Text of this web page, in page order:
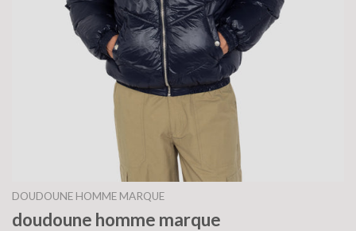
DOUDOUNE HOMME MARQUE
doudoune homme marque